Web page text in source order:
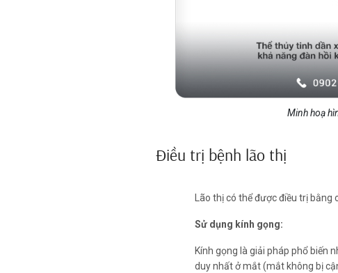
Minh hoạ
Điều trị bệnh lão thị
Lão thị có thể được điều trị
Sử dụng kính gọng:
Kính gọng là giải pháp phổ biến
duy nhất ở mắt (mắt không bị